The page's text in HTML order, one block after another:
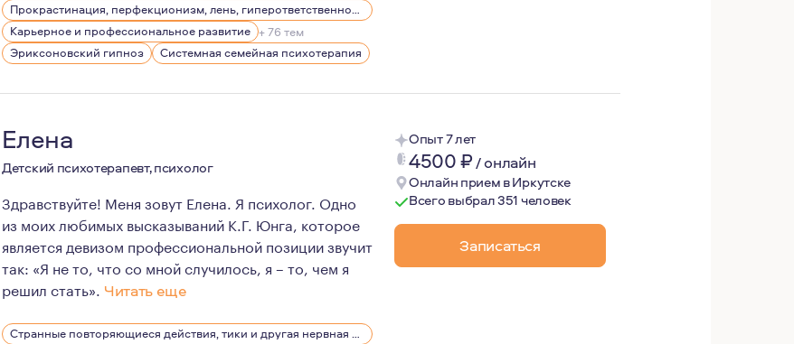
Прокрастинация, перфекционизм, лень, гиперответственность
Карьерное и профессиональное развитие + 76 тем
Эриксоновский гипноз
Системная семейная психотерапия
Елена
Детский психотерапевт, психолог
Опыт 7 лет
4500₽/онлайн
Онлайн прием в Иркутске
Всего выбрал 351 человек
Записаться
Здравствуйте! Меня зовут Елена. Я психолог. Одно
из моих любимых высказываний К.Г. Юнга, которое
является девизом профессиональной позиции звучит
так: «Я не то, что со мной случилось, я – то, чем я
решил стать». Читать еще
Сферой моих профессиональных интересов и целью развития являются аналитическая психотерапия и
Странные повторяющиеся действия, тики и другая нервная симптоматика